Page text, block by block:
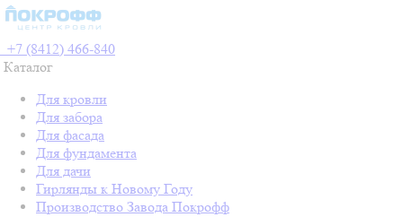
+7 (8412) 466-840
Каталог
Для кровли
Для забора
Для фасада
Для фундамента
Для дачи
Гирлянды к Новому Году
Производство Завода Покрофф